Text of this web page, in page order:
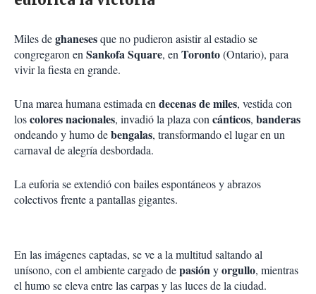
Miles deghanesesque no pudieron asistir al estadio se
congregaron enSankofa Square, enToronto(Ontario), para
vivir la fiesta en grande.
Una marea humana estimada endecenas de miles, vestida con
loscolores nacionales, invadió la plaza concánticos, banderas
ondeando y humo debengalas, transformando el lugar en un
carnaval de alegría desbordada.
La euforia se extendió con bailes espontáneos y abrazos
colectivos frente a pantallas gigantes.
En las imágenes captadas, se ve a la multitud saltando al
unísono, con el ambiente cargado depasiónyorgullo, mientras
el humo se eleva entre las carpas y las luces de la ciudad.